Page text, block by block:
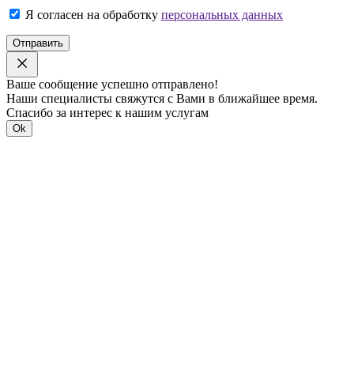
Я согласен на обработку персональных данных
Отправить
Ваше сообщение успешно отправлено!
Наши специалисты свяжутся с Вами в ближайшее время.
Спасибо за интерес к нашим услугам
Ok